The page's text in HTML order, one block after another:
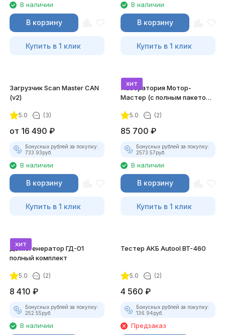
В наличии
В корзину
Купить в 1 клик
В наличии
В корзину
Купить в 1 клик
Загрузчик Scan Master CAN
(v2)
5.0 (3)
от 16 490 ₽
Бонусных рублей за покупку:
733.93руб.
В наличии
В корзину
Купить в 1 клик
хит
Лаборатория Мотор-
Мастер (с полным пакетом
5.0 (2)
85 700 ₽
Бонусных рублей за покупку:
2573.57руб.
В наличии
В корзину
Купить в 1 клик
хит
Дымогенератор ГД-01
полный комплект
5.0 (2)
8 410 ₽
Бонусных рублей за покупку:
252.55руб.
В наличии
Тестер АКБ Autool BT-460
5.0 (2)
4 560 ₽
Бонусных рублей за покупку:
136.94руб.
Предзаказ